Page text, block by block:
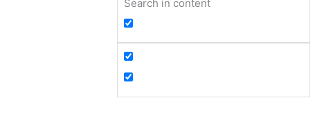
Search in content